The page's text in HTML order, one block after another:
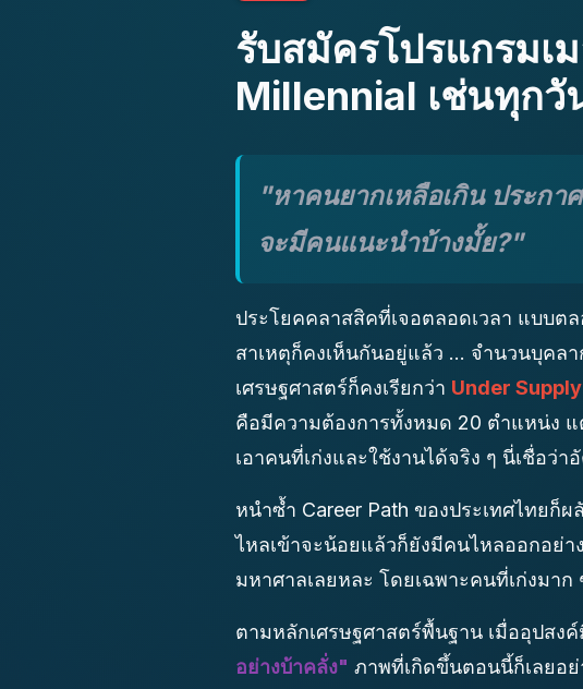
รับสมัครโปรแกรมเ
Millennial เช่นทุกวั
"หาคนยากเหลือเกิน ประก
จะมีคนแนะนำบ้างมั้ย?"
ประโยคคลาสสิคที่เจอตลอดเวลา แบบต
สาเหตุก็คงเห็นกันอยู่แล้ว ... จำนวนบุคล
เศรษฐศาสตร์ก็คงเรียกว่า Under
คือมีความต้องการทั้งหมด 20 ตำแหน่ง
เอาคนที่เก่งและใช้งานได้จริง ๆ นี่เชื่อว่า
หนำซ้ำ Career Path ของประเทศไทยก็
ไหลเข้าจะน้อยแล้วก็ยังมีคนไหลออกอย่า
มหาศาลเลยหละ โดยเฉพาะคนที่เก่งมาก
ตามหลักเศรษฐศาสตร์พื้นฐาน เมื่ออุปส
อย่างบ้าคลั่ง" ภาพที่เกิดขึ้นตอนนี้ก็เลยอย่